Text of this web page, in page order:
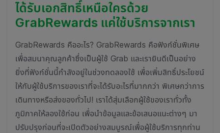
ได้รับเอกสิทธิ์เหนือใครด้วย
GrabRewards แค่ใช้บริการจากเรา
GrabRewards คืออะไร? GrabRewards คือฟังก์ชั่นพิเศษ
เพื่อสมนาคุณลูกค้าซึ่งเป็นผู้ใช้ Grab และเรายินดีเป็นอย่าง
ยิ่งที่ฟังก์ชั่นนี้กำลังอยู่ในช่วงทดลองใช้ เพื่อเพิ่มสิทธิ์ประโยชน์
ให้กับผู้ใช้บริการของเราที่จะได้รับอะไรที่มากกว่า พิเศษกว่าการ
เดินทางหรือส่งของทั่วไป! เราได้สุ่มเลือกผู้ใช้ของเราทั่วทั้ง
ภูมิภาคให้ลองใช้ก่อน เพื่อนำข้อมูลและข้อเสนอแนะต่างๆ มา
ปรับปรุงก่อนที่จะเปิดตัวอย่างสมบูรณ์เพื่อผู้ใช้บริการทุกท่าน